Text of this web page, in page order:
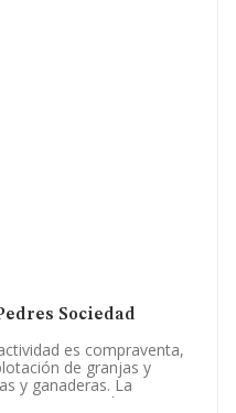
Sociedad
es compraventa,
de granjas y
y ganaderas. La
Mercantil como